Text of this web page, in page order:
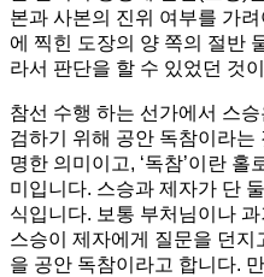
본과 사본의 진위 여부를 가
에 찍힌 도장의 양 쪽의 절반
라서 판단을 할 수 있었던 것
참선 수행 하는 선가에서 스
검하기 위해 공안 독참이라는
명한 의미이고, ‘독참’이란 홀
미입니다. 스승과 제자가 단
식입니다. 보통 부처님이나
스승이 제자에게 질문을 던지
을 공안 독참이라고 합니다.